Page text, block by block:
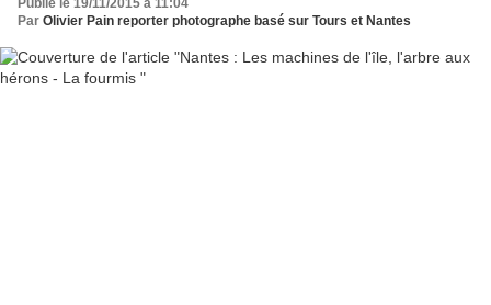
Publié le 19/11/2015 à 11:04
Par Olivier Pain reporter photographe basé sur Tours et Nantes